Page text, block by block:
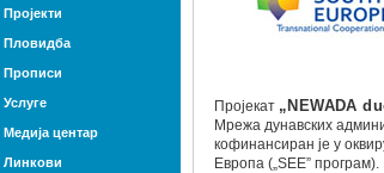
Пројекат „NEWADA
Мрежа дунавских
кофинансиран је у
Европа („SEE”
Пројекти
Пловидба
Прописи
Услуге
Медија центар
Линкови